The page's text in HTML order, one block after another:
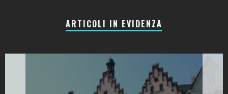
ARTICOLI IN EVIDENZA